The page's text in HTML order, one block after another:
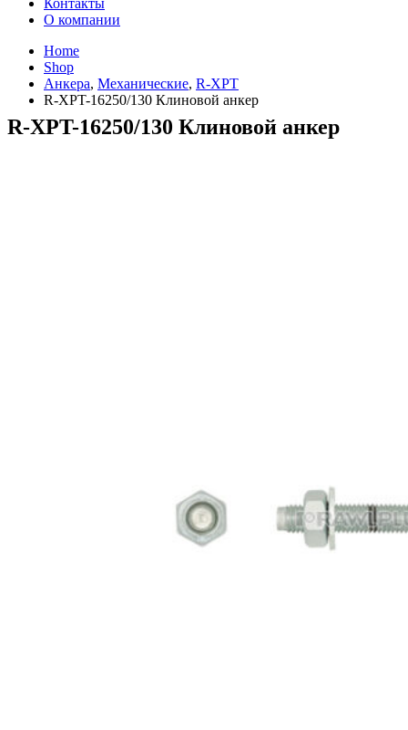
Контакты
О компании
Home
Shop
Анкера, Механические, R-XPT
R-XPT-16250/130 Клиновой анкер
R-XPT-16250/130 Клиновой анкер